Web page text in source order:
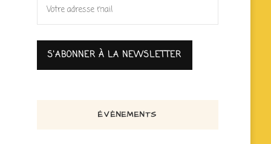
ÉVÈNEMENTS